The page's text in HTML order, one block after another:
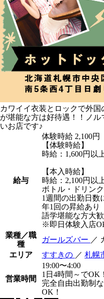
カワイイ衣装とロックで外
が堪能な方は好待遇！！ノ
いお店です♪
給与
体験時給 2,100円
【体験時給】
時給：1,600円以
【本入時給】
時給：2,100円以
ボトル・ドリン
1週間の出勤日数
年1回の昇給あり
語学堪能な方大
※即日体験入店
業種／職
種
ガールズバー ／
エリア
すすきの ／ 札幌
営業時間
19:00〜4:00
1日4時間～でOK！
完全自由出勤制
OK！